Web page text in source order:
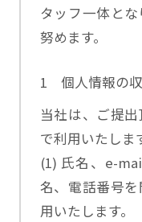
タッフ一体と
努めます。
1 個人情報の
当社は、ご提
で利用いたしま
(1) 氏名、e-
名、電話番号
用いたします。